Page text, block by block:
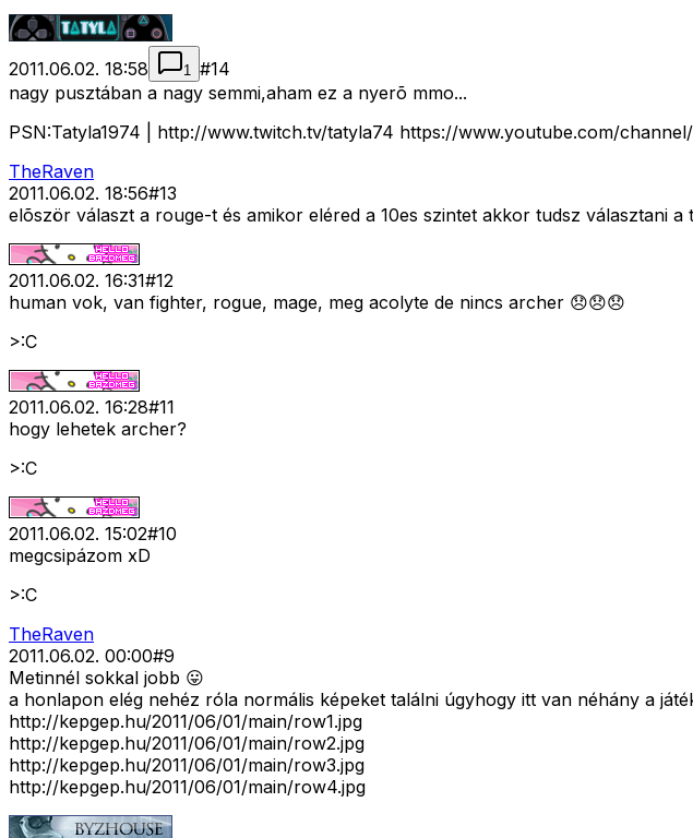
2011.06.02. 18:58 1 #14
nagy pusztában a nagy semmi,aham ez a nyerõ mmo...
PSN:Tatyla1974 | http://www.twitch.tv/tatyla74 https://www.youtube.com/
TheRaven
2011.06.02. 18:56#13
elõször választ a rouge-t és amikor eléred a 10es szintet akkor tudsz választani
2011.06.02. 16:31#12
human vok, van fighter, rogue, mage, meg acolyte de nincs archer 😞😞😞
>:C
2011.06.02. 16:28#11
hogy lehetek archer?
>:C
2011.06.02. 15:02#10
megcsipázom xD
>:C
TheRaven
2011.06.02. 00:00#9
Metinnél sokkal jobb 😛
a honlapon elég nehéz róla normális képeket találni úgyhogy itt van néhány a
http://kepgep.hu/2011/06/01/main/row1.jpg
http://kepgep.hu/2011/06/01/main/row2.jpg
http://kepgep.hu/2011/06/01/main/row3.jpg
http://kepgep.hu/2011/06/01/main/row4.jpg